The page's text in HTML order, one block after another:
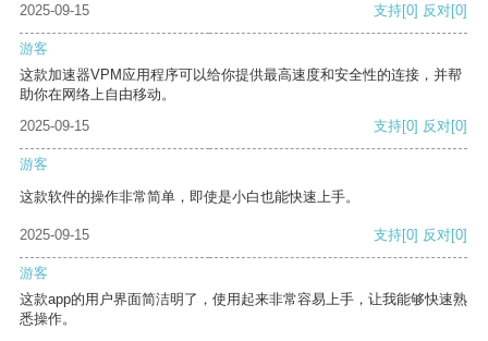
2025-09-15 支持[0] 反对[0]
游客
这款加速器VPM应用程序可以给你提供最高速度和安全性的连接，并帮
助你在网络上自由移动。
2025-09-15
支持[0] 反对[0]
游客
这款软件的操作非常简单，即使是小白也能快速上手。
2025-09-15 支持[0] 反对[0]
游客
这款app的用户界面简洁明了，使用起来非常容易上手，让我能够快速熟
悉操作。